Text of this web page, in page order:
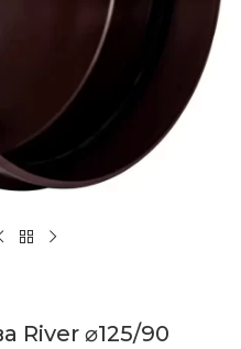
River ⌀125/90